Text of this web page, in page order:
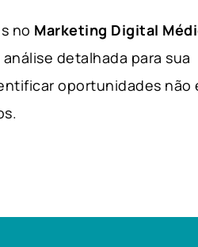
no Marketing Digital
detalhada para sua
oportunidades não